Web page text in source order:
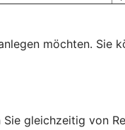
möchten. Sie
gleichzeitig von